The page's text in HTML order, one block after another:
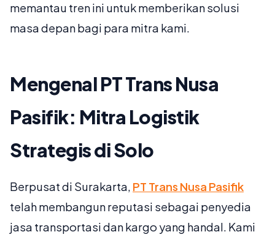
memantau tren ini untuk memberikan solusi
masa depan bagi para mitra kami.
Mengenal PT Trans Nusa
Pasifik: Mitra Logistik
Strategis di Solo
Berpusat di Surakarta, PT Trans Nusa Pasifik
telah membangun reputasi sebagai penyedia
jasa transportasi dan kargo yang handal. Kami